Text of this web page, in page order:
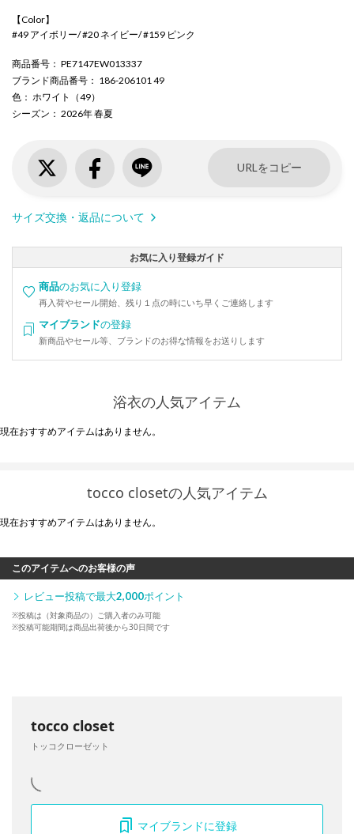
【Color】
#49 アイボリー/ #20 ネイビー/ #159 ピンク
商品番号 ： PE7147EW013337
ブランド商品番号 ： 186-206101 49
色 ： ホワイト（49）
シーズン ： 2026年 春夏
URLをコピー
サイズ交換・返品について
お気に入り登録ガイド
商品のお気に入り登録
再入荷やセール開始、残り１点の時にいち早くご連絡します
マイブランドの登録
新商品やセール等、ブランドのお得な情報をお送りします
浴衣の人気アイテム
現在おすすめアイテムはありません。
tocco closetの人気アイテム
現在おすすめアイテムはありません。
このアイテムへのお客様の声
レビュー投稿で最大2,000ポイント
※投稿は（対象商品の）ご購入者のみ可能
※投稿可能期間は商品出荷後から30日間です
tocco closet
トッコクローゼット
マイブランドに登録